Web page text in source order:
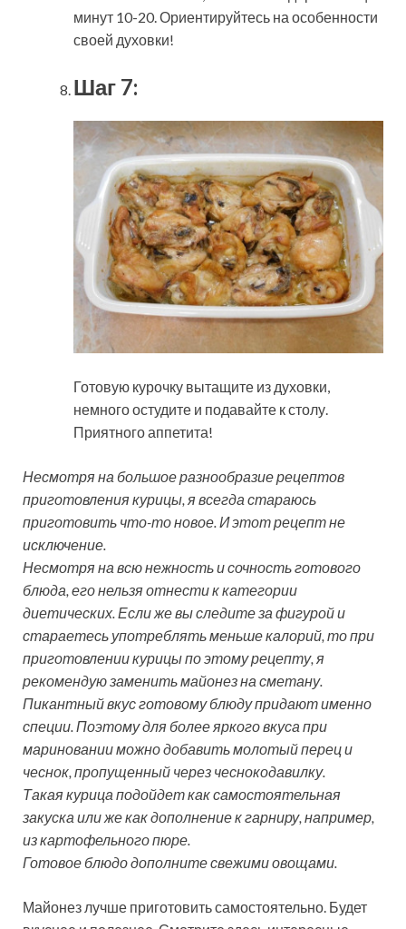
минут 10-20. Ориентируйтесь на особенности
своей духовки!
Шаг 7:
Готовую курочку вытащите из духовки,
немного остудите и подавайте к столу.
Приятного аппетита!
Несмотря на большое разнообразие рецептов
приготовления курицы, я всегда стараюсь
приготовить что-то новое. И этот рецепт не
исключение.
Несмотря на всю нежность и сочность готового
блюда, его нельзя отнести к категории
диетических. Если же вы следите за фигурой и
стараетесь употреблять меньше калорий, то при
приготовлении курицы по этому рецепту, я
рекомендую заменить майонез на сметану.
Пикантный вкус готовому блюду придают именно
специи. Поэтому для более яркого вкуса при
мариновании можно добавить молотый перец и
чеснок, пропущенный через чеснокодавилку.
Такая курица подойдет как самостоятельная
закуска или же как дополнение к гарниру, например,
из картофельного пюре.
Готовое блюдо дополните свежими овощами.
Майонез лучше приготовить самостоятельно. Будет